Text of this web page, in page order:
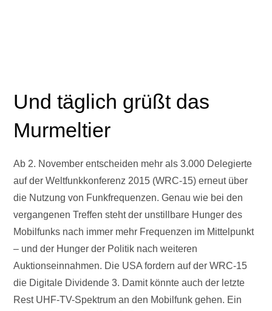
Und täglich grüßt das
Murmeltier
Ab 2. November entscheiden mehr als 3.000 Delegierte
auf der Weltfunkkonferenz 2015 (WRC-15) erneut über
die Nutzung von Funkfrequenzen. Genau wie bei den
vergangenen Treffen steht der unstillbare Hunger des
Mobilfunks nach immer mehr Frequenzen im Mittelpunkt
– und der Hunger der Politik nach weiteren
Auktionseinnahmen. Die USA fordern auf der WRC-15
die Digitale Dividende 3. Damit könnte auch der letzte
Rest UHF-TV-Spektrum an den Mobilfunk gehen. Ein